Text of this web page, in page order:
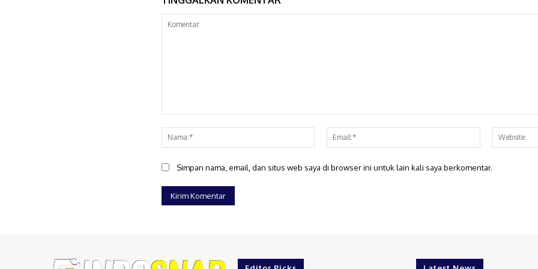
Nama:*
Email:*
Simpan nama, email, dan situs web saya di browser ini untuk lain kali saya berkomentar.